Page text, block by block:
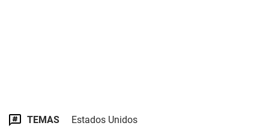
TEMAS Estados Unidos